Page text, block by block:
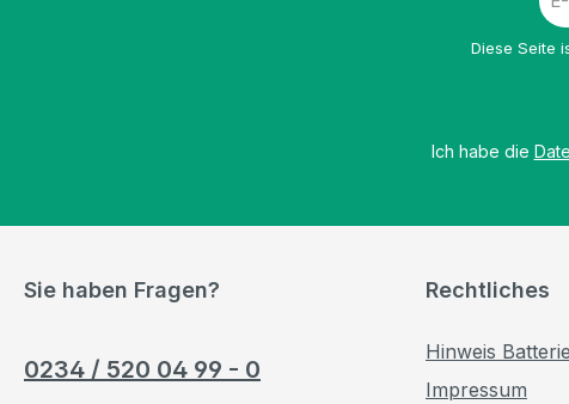
Diese Seite
Ich habe die
Sie haben Fragen?
0234 / 520 04 99 - 0
Rechtliches
Hinweis
Impressum